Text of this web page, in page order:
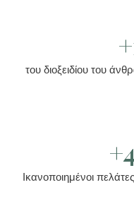
του διοξειδίου του
Ικανοποιημένοι